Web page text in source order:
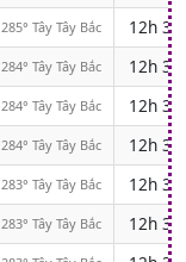
285° Tây Tây Bắc
12h
284° Tây Tây Bắc
12h
284° Tây Tây Bắc
12h
284° Tây Tây Bắc
12h
283° Tây Tây Bắc
12h
283° Tây Tây Bắc
12h